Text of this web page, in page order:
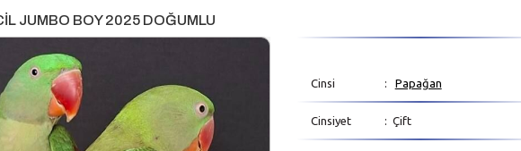
JUMBO BOY 2025 DOĞUMLU
Cinsi : Papağan
Cinsiyet : Çift